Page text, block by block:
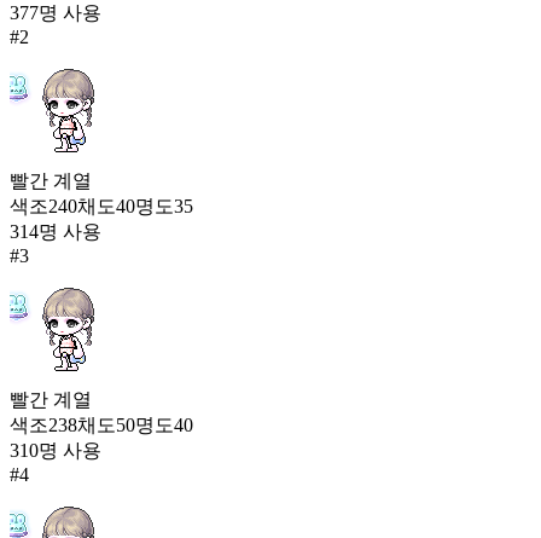
성야의 단죄자
36,939
샤크샤크 상어
36,547
도전자의 윙투스
36,535
105
캔디 엔젤
36,420
377명 사용
#2
빨간 계열
색조240채도40명도35
314명 사용
#3
빨간 계열
색조238채도50명도40
310명 사용
#4